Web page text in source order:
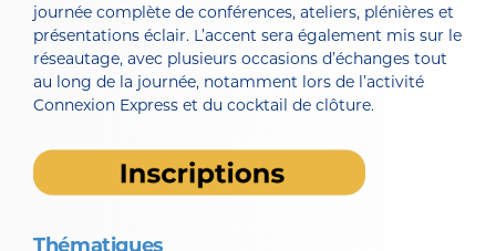
journée complète de conférences, ateliers, plénières et
présentations éclair. L’accent sera également mis sur le
réseautage, avec plusieurs occasions d’échanges tout
au long de la journée, notamment lors de l’activité
Connexion Express et du cocktail de clôture.
Thématiques